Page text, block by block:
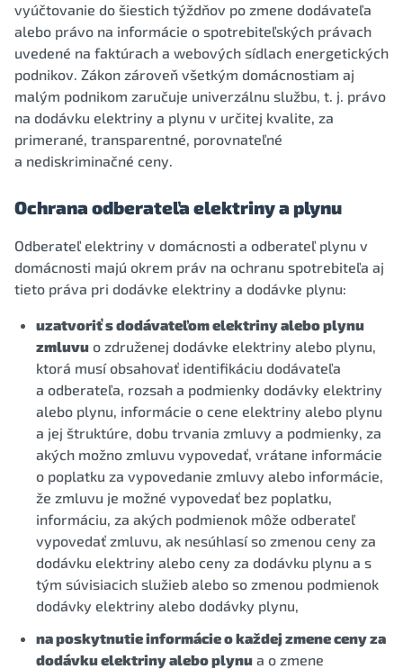
vyúčtovanie do šiestich týždňov po zmene dodávateľa
alebo právo na informácie o spotrebiteľských právach
uvedené na faktúrach a webových sídlach energetických
podnikov. Zákon zároveň všetkým domácnostiam aj
malým podnikom zaručuje univerzálnu službu, t. j. právo
na dodávku elektriny a plynu v určitej kvalite, za
primerané, transparentné, porovnateľné
a nediskriminačné ceny.
Ochrana odberateľa elektriny a plynu
Odberateľ elektriny v domácnosti a odberateľ plynu v
domácnosti majú okrem práv na ochranu spotrebiteľa aj
tieto práva pri dodávke elektriny a dodávke plynu:
uzatvoriť s dodávateľom elektriny alebo plynu
zmluvu o združenej dodávke elektriny alebo plynu,
ktorá musí obsahovať identifikáciu dodávateľa
a odberateľa, rozsah a podmienky dodávky elektriny
alebo plynu, informácie o cene elektriny alebo plynu
a jej štruktúre, dobu trvania zmluvy a podmienky, za
akých možno zmluvu vypovedať, vrátane informácie
o poplatku za vypovedanie zmluvy alebo informácie,
že zmluvu je možné vypovedať bez poplatku,
informáciu, za akých podmienok môže odberateľ
vypovedať zmluvu, ak nesúhlasí so zmenou ceny za
dodávku elektriny alebo ceny za dodávku plynu a s
tým súvisiacich služieb alebo so zmenou podmienok
dodávky elektriny alebo dodávky plynu,
na poskytnutie informácie o každej zmene ceny za
dodávku elektriny alebo plynu a o zmene